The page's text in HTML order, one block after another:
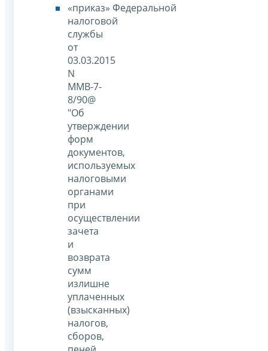
приказ Федеральной
налоговой
службы
от
03.03.2015
N
ММВ-7-
8/90@
"Об
утверждении
форм
документов,
используемых
налоговыми
органами
при
осуществлении
зачета
и
возврата
сумм
излишне
уплаченных
(взысканных)
налогов,
сборов,